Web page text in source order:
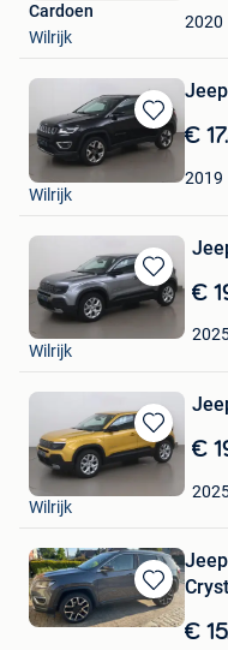
Favorieten
2020
Cardoen
Wilrijk
Bewaren
in
€
2019
Cardoen
Wilrijk
Bewaren
in
€
Cardoen
Wilrijk
Bewaren
in
€
Cardoen
Wilrijk
Bewaren
in
€